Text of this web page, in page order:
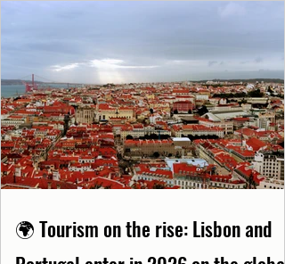
🌍 Tourism on the rise: Lisbon and